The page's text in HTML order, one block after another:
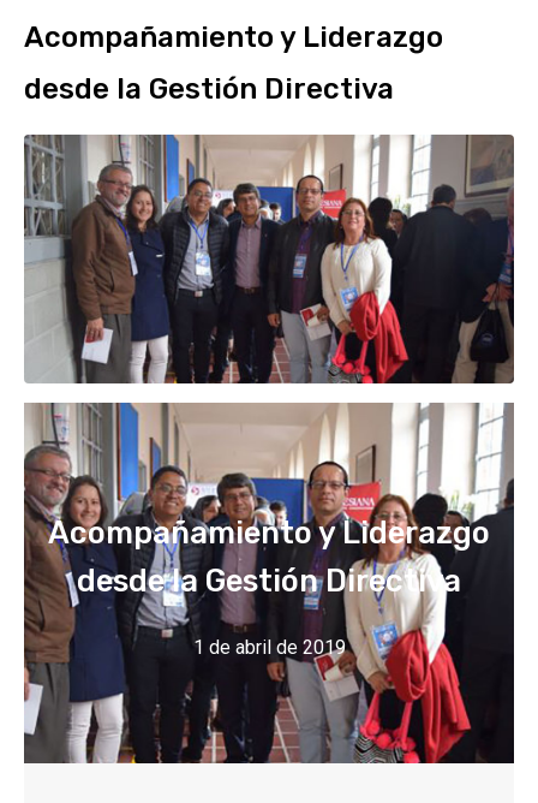
Acompañamiento y Liderazgo
desde la Gestión Directiva
Acompañamiento y Liderazgo
desde la Gestión Directiva
1 de abril de 2019